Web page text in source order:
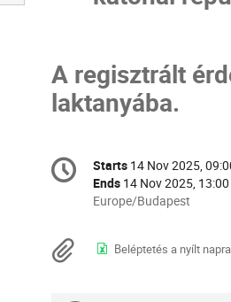
A regisztrált
laktanyába.
Conference
information
Date/Time
Starts 14 Nov 2025,
Ends 14 Nov 2025, 13:00
All
in
Europe/Budapest
Materials
Beléptetés a nyílt